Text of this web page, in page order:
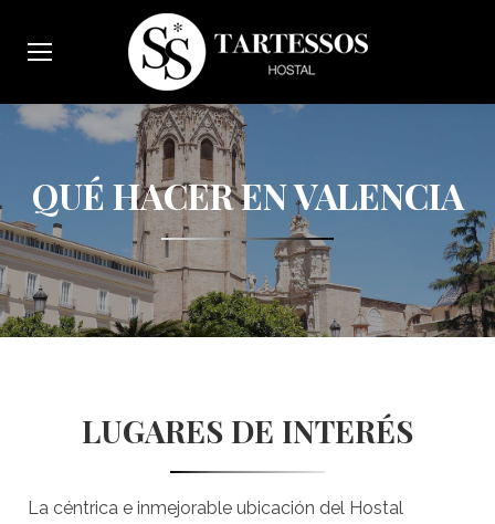
QUÉ HACER EN VALENCIA
LUGARES DE INTERÉS
La céntrica e inmejorable ubicación del Hostal